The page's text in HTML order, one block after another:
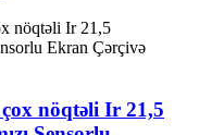
nöqtəli Ir 21,5